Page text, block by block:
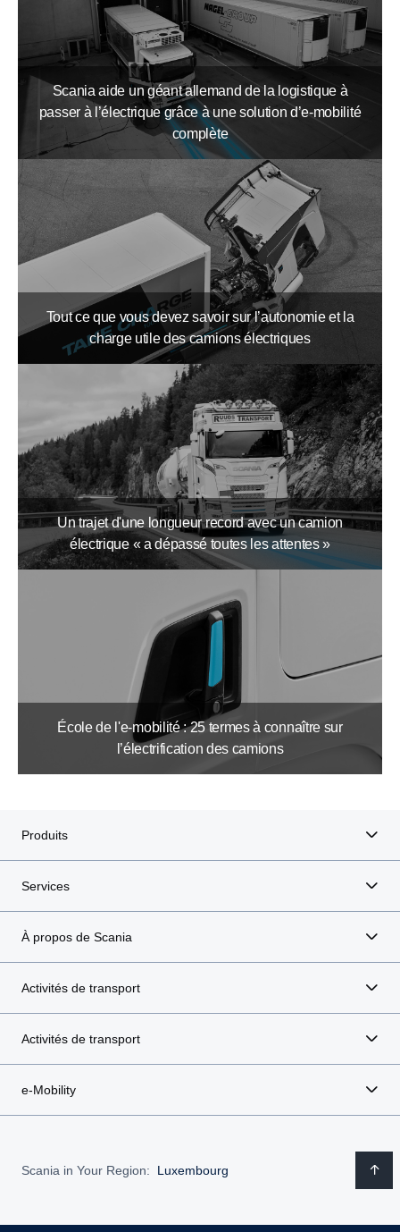
Scania aide un géant allemand de la logistique à
passer à l’électrique grâce à une solution d’e-mobilité
complète
Tout ce que vous devez savoir sur l’autonomie et la
charge utile des camions électriques
Un trajet d'une longueur record avec un camion
électrique « a dépassé toutes les attentes »
École de l'e-mobilité : 25 termes à connaître sur
l’électrification des camions
Produits
Services
À propos de Scania
Activités de transport
Activités de transport
e-Mobility
Scania in Your Region: Luxembourg